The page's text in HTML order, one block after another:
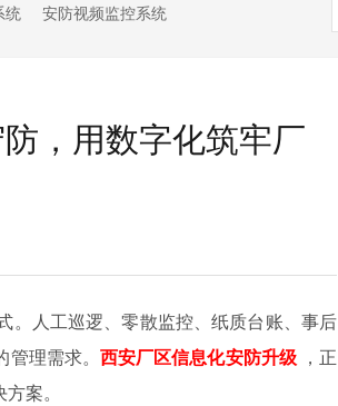
统 安防视频监控系统
，用数字化筑牢厂
人工巡逻、零散监控、纸质台账、事后
理需求。 西安厂区信息化安防升级 ，正
案。